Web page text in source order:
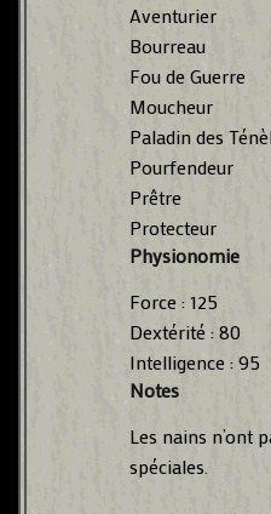
Aventurier
Bourreau
Fou de Guerre
Moucheur
Paladin des
Pourfendeur
Prêtre
Protecteur
Physionomie
Force : 125
Dextérité : 80
Intelligence : 95
Notes
Les nains n’ont
spéciales.